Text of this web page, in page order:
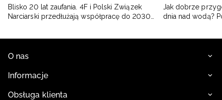
Blisko 20 lat zaufania. 4F i Polski Związek
Narciarski przedłużają współpracę do 2030
Jak dobrze
dnia nad wodą?
O nas
Informacje
Obsługa klienta